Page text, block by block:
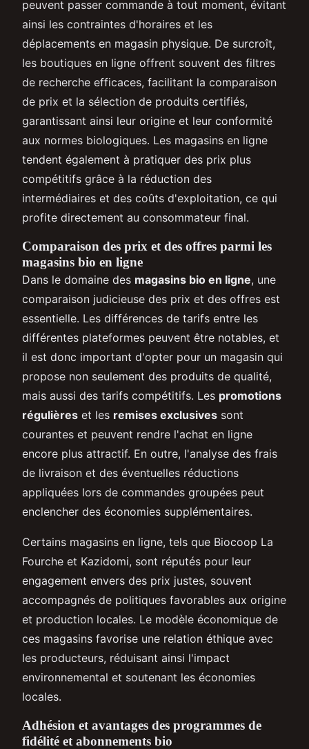
peuvent passer commande à tout moment, évitant
ainsi les contraintes d'horaires et les
déplacements en magasin physique. De surcroît,
les boutiques en ligne offrent souvent des filtres
de recherche efficaces, facilitant la comparaison
de prix et la sélection de produits certifiés,
garantissant ainsi leur origine et leur conformité
aux normes biologiques. Les magasins en ligne
tendent également à pratiquer des prix plus
compétitifs grâce à la réduction des
intermédiaires et des coûts d'exploitation, ce qui
profite directement au consommateur final.
Comparaison des prix et des offres parmi les
magasins bio en ligne
Dans le domaine des magasins bio en ligne, une
comparaison judicieuse des prix et des offres est
essentielle. Les différences de tarifs entre les
différentes plateformes peuvent être notables, et
il est donc important d'opter pour un magasin qui
propose non seulement des produits de qualité,
mais aussi des tarifs compétitifs. Les promotions
régulières et les remises exclusives sont
courantes et peuvent rendre l'achat en ligne
encore plus attractif. En outre, l'analyse des frais
de livraison et des éventuelles réductions
appliquées lors de commandes groupées peut
enclencher des économies supplémentaires.
Certains magasins en ligne, tels que Biocoop La
Fourche et Kazidomi, sont réputés pour leur
engagement envers des prix justes, souvent
accompagnés de politiques favorables aux origine
et production locales. Le modèle économique de
ces magasins favorise une relation éthique avec
les producteurs, réduisant ainsi l'impact
environnemental et soutenant les économies
locales.
Adhésion et avantages des programmes de
fidélité et abonnements bio